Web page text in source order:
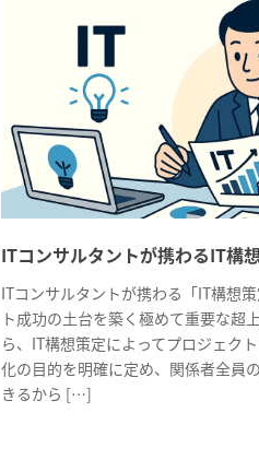
ITコンサルタントが携わるIT構
ITコンサルタントが携わる「IT構想
ト成功の土台を築く極めて重要な超
ら、IT構想策定によってプロジェク
化の目的を明確に定め、関係者全員
きるから […]